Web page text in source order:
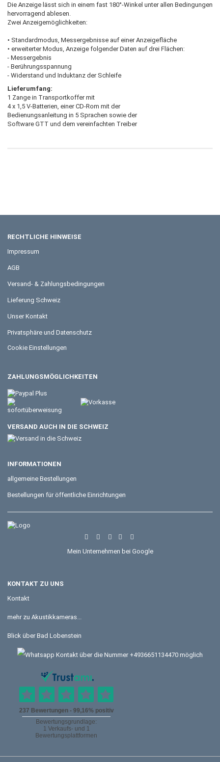
Die Anzeige lässt sich in einem fast 180°-Winkel unter allen Bedingungen
hervorragend ablesen.
Zwei Anzeigemöglichkeiten:
• Standardmodus, Messergebnisse auf einer Anzeigefläche
• erweiterter Modus, Anzeige folgender Daten auf drei Flächen:
- Messergebnis
- Berührungsspannung
- Widerstand und Induktanz der Schleife
Lieferumfang:
1 Zange in Transportkoffer mit
4 x 1,5 V-Batterien, einer CD-Rom mit der
Bedienungsanleitung in 5 Sprachen sowie der
Software GTT und dem vereinfachten Treiber
RECHTLICHE HINWEISE
Impressum
AGB
Versand- & Zahlungsbedingungen
Lieferung Schweiz
Unser Kontakt
Privatsphäre und Datenschutz
Cookie Einstellungen
ZAHLUNGSMÖGLICHKEITEN
VERSAND AUCH IN DIE SCHWEIZ
INFORMATIONEN
allgemeine Bestellungen
Bestellungen für öffentliche Einrichtungen
Mein Unternehmen bei Google
KONTAKT ZU UNS
Kontakt
mehr zu Akustikkameras...
Blick über Bad Lobenstein